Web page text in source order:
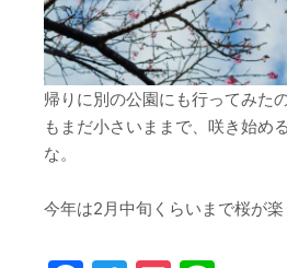
帰りに別の公園にも行ってみた
もまだ小さいままで、咲き始め
な。
今年は2月中旬くらいまで桜が楽